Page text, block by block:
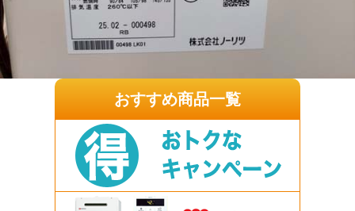
おすすめ商品一覧